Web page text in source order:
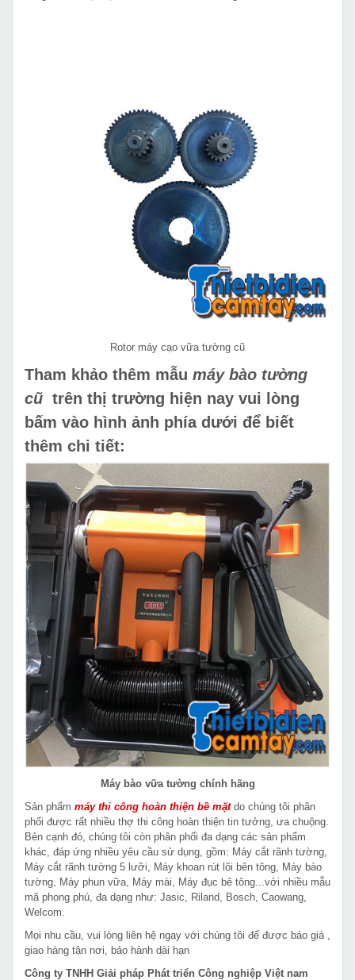
Rotor máy cạo vữa tường cũ
Tham khảo thêm mẫu máy bào tường
cũ trên thị trường hiện nay vui lòng
bấm vào hình ảnh phía dưới để biết
thêm chi tiết:
Máy bào vữa tường chính hãng
Sản phẩm máy thi công hoàn thiện bề mặt do chúng tôi phân
phối được rất nhiều thợ thi công hoàn thiện tin tưởng, ưa chuộng.
Bên cạnh đó, chúng tôi còn phân phối đa dạng các sản phẩm
khác, đáp ứng nhiều yêu cầu sử dụng, gồm: Máy cắt rãnh tường,
Máy cắt rãnh tường 5 lưỡi, Máy khoan rút lõi bên tông, Máy bào
tường, Máy phun vữa, Máy mài, Máy đục bê tông...với nhiều mẫu
mã phong phú, đa dạng như: Jasic, Riland, Bosch, Caowang,
Welcom.
Mọi nhu cầu, vui lòng liên hệ ngay với chúng tôi để được báo giá ,
giao hàng tận nơi, bảo hành dài hạn
Công ty TNHH Giải pháp Phát triển Công nghiệp Việt nam